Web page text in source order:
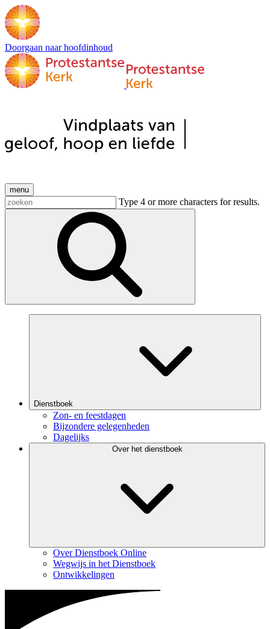
Doorgaan naar hoofdinhoud
menu
Type 4 or more characters for results.
Dienstboek
Zon- en feestdagen
Bijzondere gelegenheden
Dagelijks
Over het dienstboek
Over Dienstboek Online
Wegwijs in het Dienstboek
Ontwikkelingen